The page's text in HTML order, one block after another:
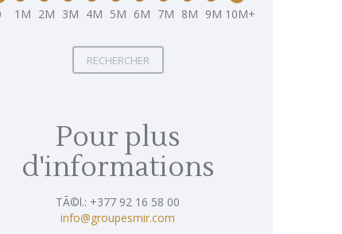
1M 2M 3M 4M 5M 6M 7M 8M 9M 10M+
RECHERCHER
Pour plus
d'informations
TÃ©l.: +377 92 16 58 00
info@groupesmir.com